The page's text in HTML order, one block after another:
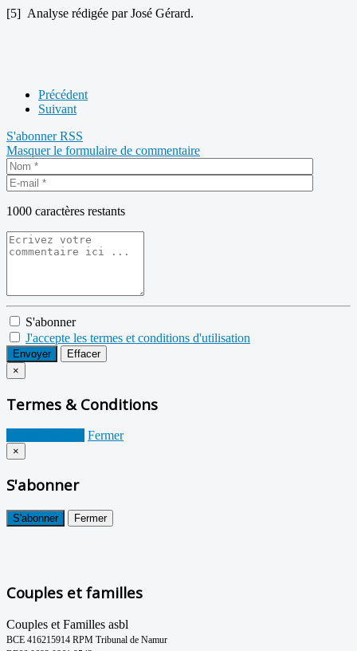
[5] Analyse rédigée par José Gérard.
Précédent
Suivant
S'abonnerRSS
Masquer le formulaire de commentaire
1000 caractères restants
S'abonner
J'accepte les termes et conditions d'utilisation
Envoyer
Effacer
×
Termes & Conditions
Fermer
×
S'abonner
S'abonner Fermer
Couples et familles
Couples et Familles asbl
BCE 416215914 RPM Tribunal de Namur